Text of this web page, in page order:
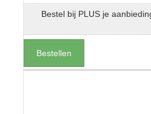
Bestel bij PLUS je
Bestellen